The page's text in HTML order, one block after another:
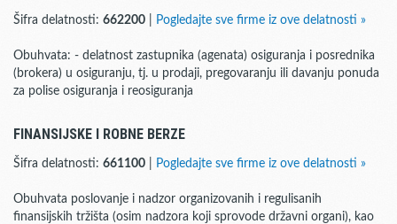
Šifra delatnosti: 662200 Pogledajte sve firme iz ove delatnosti »
Obuhvata: - delatnost zastupnika (agenata) osiguranja i posrednika
(brokera) u osiguranju, tj. u prodaji, pregovaranju ili davanju ponuda
za polise osiguranja i reosiguranja
FINANSIJSKE I ROBNE BERZE
Šifra delatnosti: 661100 Pogledajte sve firme iz ove delatnosti »
Obuhvata poslovanje i nadzor organizovanih i regulisanih
finansijskih tržišta (osim nadzora koji sprovode državni organi), kao